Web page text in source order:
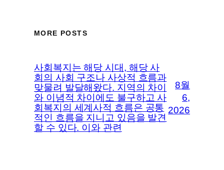
MORE POSTS
사회복지는 해당 시대, 해당 사
회의 사회 구조나 사상적 흐름과
맞물려 발달해왔다. 지역의 차이
와 이념적 차이에도 불구하고 사
회복지의 세계사적 흐름은 공통
적인 흐름을 지니고 있음을 발견
할 수 있다. 이와 관련
8월
6,
2026